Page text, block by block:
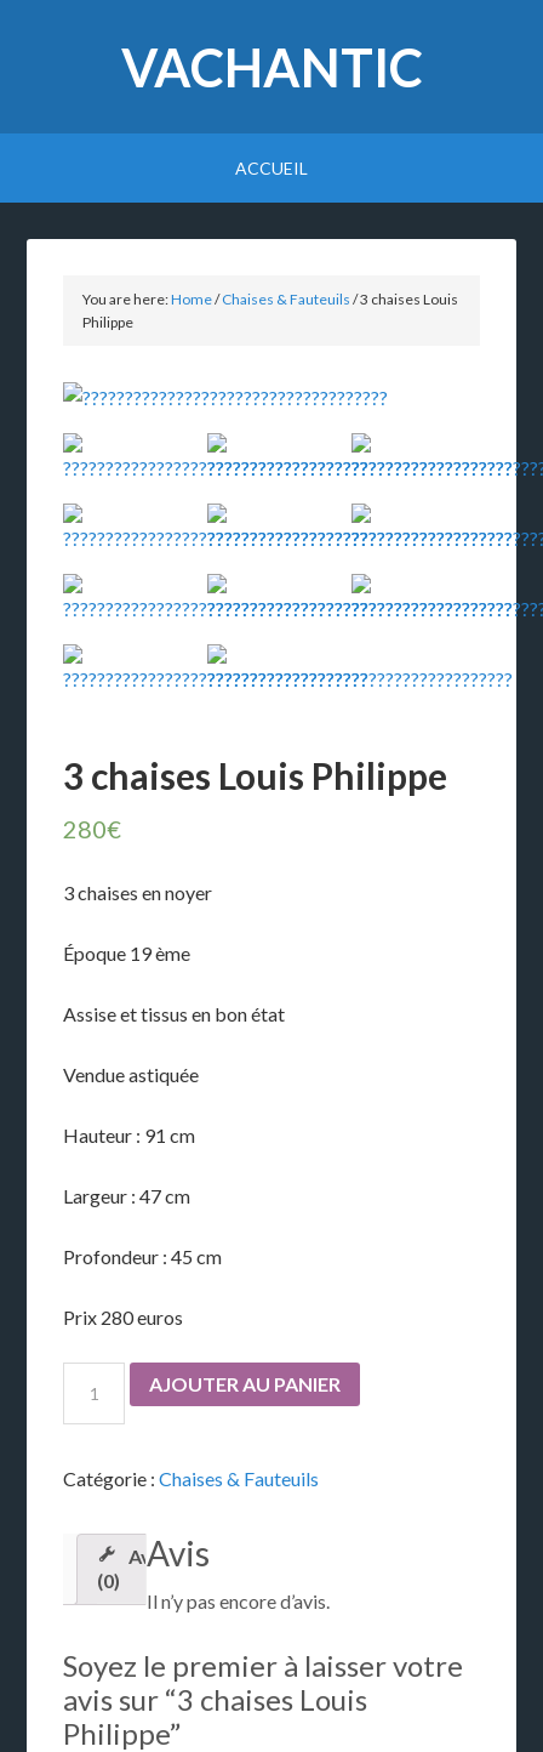
VACHANTIC
ACCUEIL
You are here:Home/Chaises & Fauteuils /3 chaises Louis
Philippe
3 chaises Louis Philippe
280€
3 chaises en noyer
Époque 19 ème
Assise et tissus en bon état
Vendue astiquée
Hauteur : 91 cm
Largeur : 47 cm
Profondeur : 45 cm
Prix 280 euros
AJOUTER AU PANIER
Catégorie :Chaises & Fauteuils
Avis
(0)
Avis
Il n’y pas encore d’avis.
Soyez le premier à laisser votre
avis sur “3 chaises Louis
Philippe”